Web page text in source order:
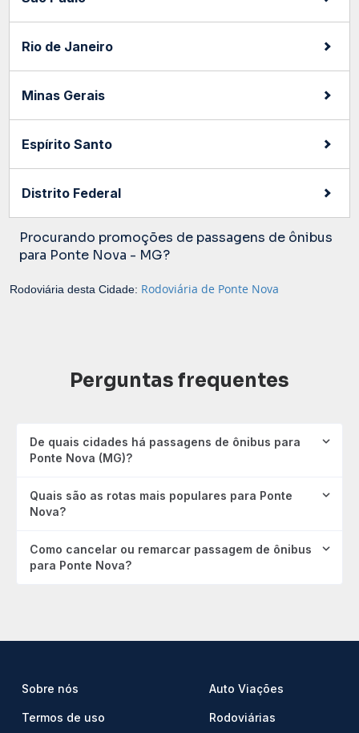
Rio de Janeiro
Minas Gerais
Espírito Santo
Distrito Federal
Procurando promoções de passagens de ônibus
para Ponte Nova - MG?
Rodoviária desta Cidade: Rodoviária de Ponte Nova
Perguntas frequentes
De quais cidades há passagens de ônibus para
Ponte Nova (MG)?
Quais são as rotas mais populares para Ponte
Nova?
Como cancelar ou remarcar passagem de ônibus
para Ponte Nova?
Sobre nós
Termos de uso
Auto Viações
Rodoviárias